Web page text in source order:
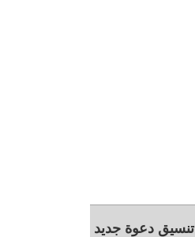
تنسيق دعوة جديد